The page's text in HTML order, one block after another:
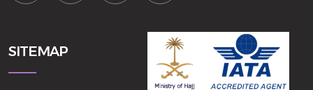
SITEMAP